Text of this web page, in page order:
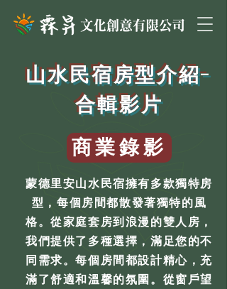
山水民宿房型介紹-
合輯影片
商業錄影
蒙德里安山水民宿擁有多款獨特房
型，每個房間都散發著獨特的風
格。從家庭套房到浪漫的雙人房，
我們提供了多種選擇，滿足您的不
同需求。每個房間都設計精心，充
滿了舒適和溫馨的氛圍。從窗戶望